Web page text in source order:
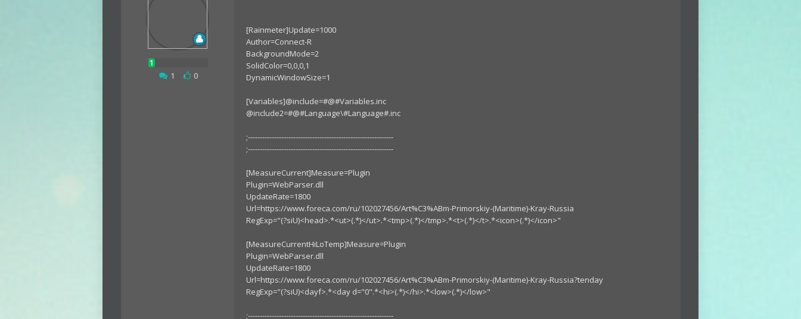
1 0
[Rainmeter]Update=1000
Author=Connect-R
BackgroundMode=2
SolidColor=0,0,0,1
DynamicWindowSize=1
[Variables]@include=#@#Variables.inc
@include2=#@#Language\#Language#.inc
;-------------------------------------------------------------
;-------------------------------------------------------------
[MeasureCurrent]Measure=Plugin
Plugin=WebParser.dll
UpdateRate=1800
Url=https://www.foreca.com/ru/102027456/Art%C3%ABm-Primorskiy-(Maritime)-Kray-Russia
RegExp="(?siU)<head>.*<ut>(.*)</ut>.*<tmp>(.*)</tmp>.*<t>(.*)</t>.*<icon>(.*)</icon>"
[MeasureCurrentHiLoTemp]Measure=Plugin
Plugin=WebParser.dll
UpdateRate=1800
Url=https://www.foreca.com/ru/102027456/Art%C3%ABm-Primorskiy-(Maritime)-Kray-Russia?tenday
RegExp="(?siU)<dayf>.*<day d="0".*<hi>(.*)</hi>.*<low>(.*)</low>"
;-------------------------------------------------------------